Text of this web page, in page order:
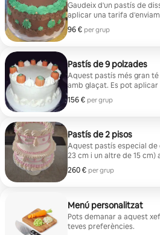
Gaudeix d'un pastís de
aplicar una tarifa
lliurament.
96 € per grup
96 € per grup
Pastís de 9 polzades
Aquest pastís més gran
amb glaçat. Es pot
funció de l'adreça de
156 € per grup
156 € per grup
Pastís de 2 pisos
Aquest pastís especial
23 cm i un altre de 15
glaçat. El preu inicial
pot aplicar una tarifa
260 € per grup
260 € per grup
Menú personalitzat
Pots demanar a aquest
teves preferències.